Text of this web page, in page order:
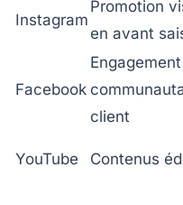
Instagram
Promotion
en avant
Facebook
Engagement
client
YouTube Contenus